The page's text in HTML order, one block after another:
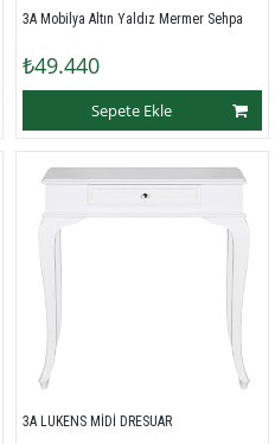
3A Mobilya Altın Yaldız Mermer Sehpa
₺49.440
Sepete Ekle
3A LUKENS MİDİ DRESUAR